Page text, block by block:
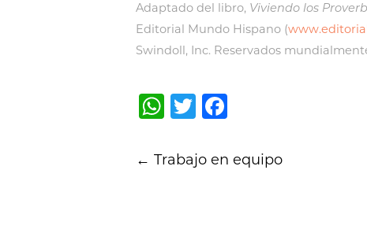
Adaptado del libro, Viviendo los
Editorial Mundo Hispano (
Swindoll, Inc. Reservados
WhatsApp
Twitter
Post
navigation
← Trabajo en equipo